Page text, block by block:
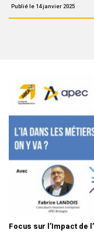
Publié le 14 janvier 2025
Focus sur l’Impact de